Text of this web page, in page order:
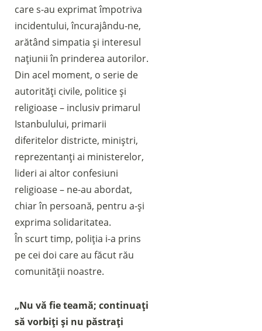
care s-au exprimat împotriva
incidentului, încurajându-ne,
arătând simpatia și interesul
națiunii în prinderea autorilor.
Din acel moment, o serie de
autorități civile, politice și
religioase – inclusiv primarul
Istanbulului, primarii
diferitelor districte, miniștri,
reprezentanți ai ministerelor,
lideri ai altor confesiuni
religioase – ne-au abordat,
chiar în persoană, pentru a-și
exprima solidaritatea.
În scurt timp, poliția i-a prins
pe cei doi care au făcut rău
comunității noastre.
„Nu vă fie teamă; continuați
să vorbiți și nu păstrați